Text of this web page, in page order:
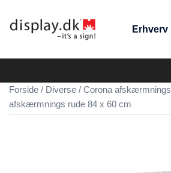
Erhverv
Forside / Diverse / Corona
afskærmnings rude 84 x 60 cm